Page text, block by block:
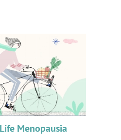
Menopausia